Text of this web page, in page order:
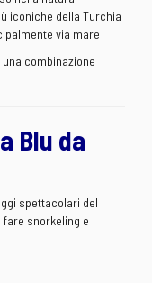
iconiche della Turchia
via mare
combinazione
Blu da
spettacolari del
fare snorkeling e